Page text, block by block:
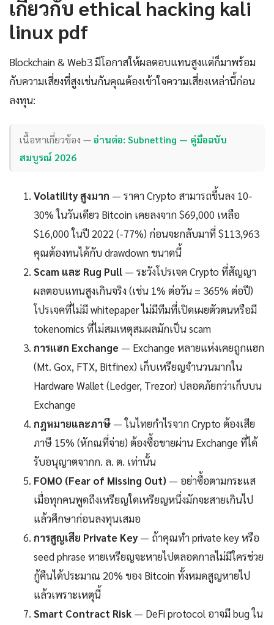
เกี่ยวกับ ethical hacking kali
linux pdf
Blockchain & Web3 มีโอกาสให้ผลตอบแทนสูงแต่ก็มาพร้อม
กับความเสี่ยงที่สูงเช่นกันคุณต้องเข้าใจความเสี่ยงเหล่านี้ก่อน
ลงทุน:
เนื้อหาเกี่ยวข้อง —อ่านต่อ: Subnetting — คู่มือฉบับ
สมบูรณ์ 2026
Volatility สูงมาก — ราคา Crypto สามารถขึ้นลง 10-
30% ในวันเดียว Bitcoin เคยลงจาก $69,000 เหลือ
$16,000 ในปี 2022 (-77%) ก่อนจะกลับมาที่ $113,963
คุณต้องทนได้กับ drawdown ขนาดนี้
Scam และ Rug Pull — ระวังโปรเจค Crypto ที่สัญญา
ผลตอบแทนสูงเกินจริง (เช่น 1% ต่อวัน = 365% ต่อปี)
โปรเจคที่ไม่มี whitepaper ไม่มีทีมที่เปิดเผยตัวตนหรือมี
tokenomics ที่ไม่สมเหตุสมผลมักเป็น scam
การแฮก Exchange — Exchange หลายแห่งเคยถูกแฮก
(Mt. Gox, FTX, Bitfinex) เก็บเหรียญจำนวนมากใน
Hardware Wallet (Ledger, Trezor) ปลอดภัยกว่าเก็บบน
Exchange
กฎหมายและภาษี — ในไทยกำไรจาก Crypto ต้องเสีย
ภาษี 15% (หักณที่จ่าย) ต้องซื้อขายผ่าน Exchange ที่ได้
รับอนุญาตจากก. ล. ต. เท่านั้น
FOMO (Fear of Missing Out) — อย่าซื้อตามกระแส
เมื่อทุกคนพูดถึงเหรียญใดเหรียญหนึ่งมักจะสายเกินไป
แล้วศึกษาก่อนลงทุนเสมอ
การสูญเสีย Private Key — ถ้าคุณทำ private key หรือ
seed phrase หายเหรียญจะหายไปตลอดกาลไม่มีใครช่วย
กู้คืนได้ประมาณ 20% ของ Bitcoin ทั้งหมดสูญหายไป
แล้วเพราะเหตุนี้
Smart Contract Risk — DeFi protocol อาจมี bug ใน